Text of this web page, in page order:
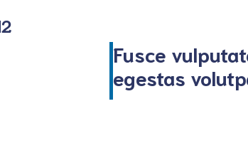
Fusce
egestas